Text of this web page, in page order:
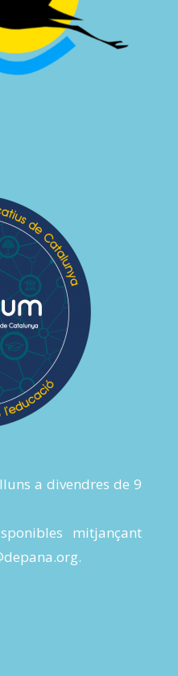
a divendres de 9
mitjançant
.